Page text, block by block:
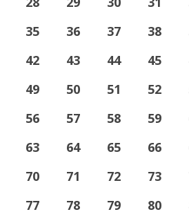
35
36 37 38
42
43 44 45
49
50 51 52
56
57 58 59
63
64 65 66
70
71 72 73
77
78 79 80